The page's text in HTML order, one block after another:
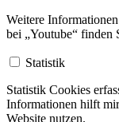
Weitere
bei „Youtube“ finden
Statistik
Statistik Cookies
Informationen hilft
Website nutzen.